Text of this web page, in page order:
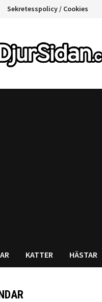
Sekretesspolicy / Cookies
KATTER HÄSTAR